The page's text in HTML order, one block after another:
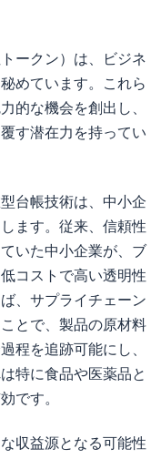
ークン）は、ビジネ
めています。これら
的な機会を創出し、
す潜在力を持ってい
台帳技術は、中小企
ます。従来、信頼性
いた中小企業が、ブ
コストで高い透明性
、サプライチェーン
とで、製品の原材料
程を追跡可能にし、
特に食品や医薬品と
です。
収益源となる可能性